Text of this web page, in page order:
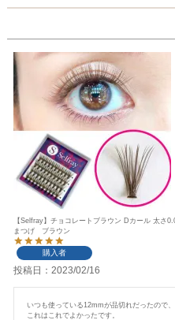
【Selfray】チョコレートブラウン Dカール 太
まつげ ブラウン
購入者
投稿日 2023/02/16
いつも使っている12mmが品切れだったので、
これはこれでよかったです。